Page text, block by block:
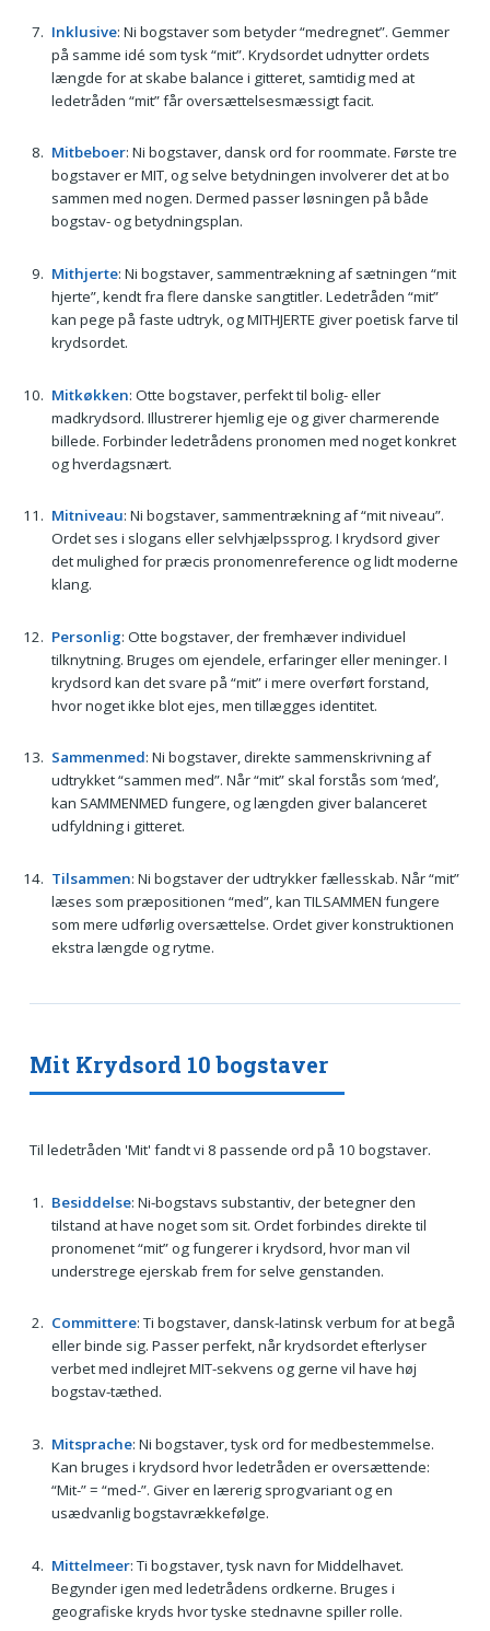
Inklusive: Ni bogstaver som betyder “medregnet”. Gemmer
på samme idé som tysk “mit”. Krydsordet udnytter ordets
længde for at skabe balance i gitteret, samtidig med at
ledetråden “mit” får oversættelsesmæssigt facit.
Mitbeboer: Ni bogstaver, dansk ord for roommate. Første tre
bogstaver er MIT, og selve betydningen involverer det at bo
sammen med nogen. Dermed passer løsningen på både
bogstav- og betydnings­plan.
Mithjerte: Ni bogstaver, sammentrækning af sætningen “mit
hjerte”, kendt fra flere danske sangtitler. Ledetråden “mit”
kan pege på faste udtryk, og MITHJERTE giver poetisk farve til
krydsordet.
Mitkøkken: Ot­te bogstaver, perfekt til bolig- eller
madkrydsord. Illustrerer hjemlig eje og giver charmerende
billede. Forbinder ledetrådens pronomen med noget konkret
og hverdagsnært.
Mitniveau: Ni bogstaver, sammentrækning af “mit niveau”.
Ordet ses i slogans eller selvhjælpssprog. I krydsord giver
det mulighed for præcis pronomenreference og lidt moderne
klang.
Personlig: Otte bogstaver, der fremhæver individuel
tilknytning. Bruges om ejendele, erfaringer eller meninger. I
krydsord kan det svare på “mit” i mere overført forstand,
hvor noget ikke blot ejes, men tillægges identitet.
Sammenmed: Ni bogstaver, direk­te sammenskrivning af
udtrykket “sammen med”. Når “mit” skal forstås som ‘med’,
kan SAMMENMED fungere, og længden giver balanceret
udfyldning i gitteret.
Tilsammen: Ni bogstaver der udtrykker fællesskab. Når “mit”
læses som præpositionen “med”, kan TILSAMMEN fungere
som mere udførlig oversættelse. Ordet giver konstruktionen
ekstra længde og rytme.
Mit Krydsord 10 bogstaver
Til ledetråden 'Mit' fandt vi 8 passende ord på 10 bogstaver.
Besiddelse: Ni-bogstavs substantiv, der betegner den
tilstand at have noget som sit. Ordet forbindes direkte til
pronomenet “mit” og fungerer i krydsord, hvor man vil
understrege ejerskab frem for selve genstanden.
Committere: Ti bogstaver, dansk-latinsk verbum for at begå
eller binde sig. Passer perfekt, når krydsordet efterlyser
verbet med indlejret MIT-sekvens og gerne vil have høj
bogstav-tæthed.
Mitsprache: Ni bogstaver, tysk ord for medbestemmelse.
Kan bruges i krydsord hvor ledetråden er oversættende:
“Mit-” = “med-”. Giver en lærerig sprog­variant og en
usædvanlig bogstav­rækkefølge.
Mittelmeer: Ti bogstaver, tysk navn for Middelhavet.
Begynder igen med ledetrådens ordkerne. Bruges i
geografiske kryds hvor tyske stednavne spiller rolle.